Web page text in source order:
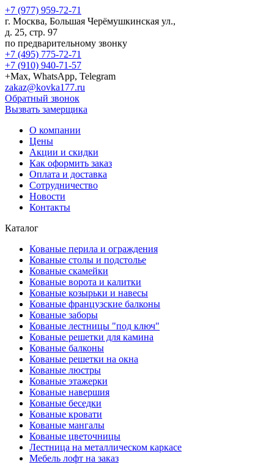
+7 (977) 959-72-71
г. Москва, Большая Черёмушкинская ул.,
д. 25, стр. 97
по предварительному звонку
+7 (495) 775-72-71
+7 (910) 940-71-57
+Max, WhatsApp, Telegram
zakaz@kovka177.ru
Обратный звонок
Вызвать замерщика
О компании
Цены
Акции и скидки
Как оформить заказ
Оплата и доставка
Сотрудничество
Новости
Контакты
Каталог
Кованые перила и ограждения
Кованые столы и подстолье
Кованые скамейки
Кованые ворота и калитки
Кованые козырьки и навесы
Кованые французские балконы
Кованые заборы
Кованые лестницы "под ключ"
Кованые решетки для камина
Кованые балконы
Кованые решетки на окна
Кованые люстры
Кованые этажерки
Кованые навершия
Кованые беседки
Кованые кровати
Кованые мангалы
Кованые цветочницы
Лестница на металлическом каркасе
Мебель лофт на заказ